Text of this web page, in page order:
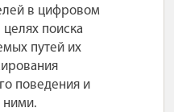
в цифровом
поиска
путей их
поведения и
ними.